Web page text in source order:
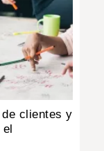
clientes y
el